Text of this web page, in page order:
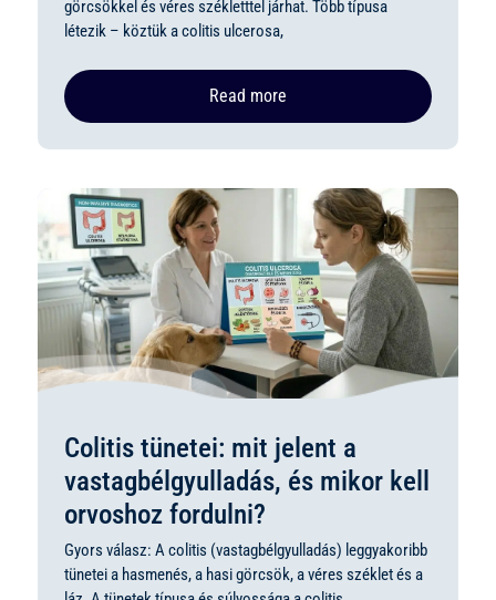
görcsökkel és véres székletttel járhat. Több típusa
létezik – köztük a colitis ulcerosa,
Read more
Colitis tünetei: mit jelent a
vastagbélgyulladás, és mikor kell
orvoshoz fordulni?
Gyors válasz: A colitis (vastagbélgyulladás) leggyakoribb
tünetei a hasmenés, a hasi görcsök, a véres széklet és a